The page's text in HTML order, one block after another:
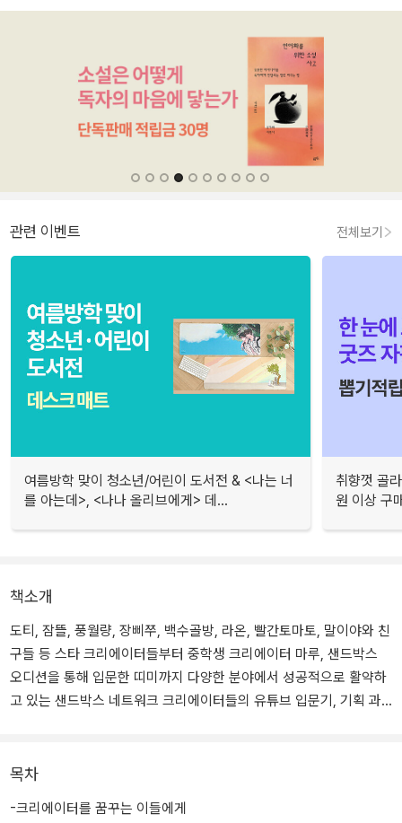
관련 이벤트 전체보기
여름방학 맞이 청소년/어린이 도서전 & <나는 너
를 아는데>, <나나 올리브에게> 데...
취향껏 골
원 이상 구
책소개
도티, 잠뜰, 풍월량, 장삐쭈, 백수골방, 라온, 빨간토마토, 말이야와 친
구들 등 스타 크리에이터들부터 중학생 크리에이터 마루, 샌드박스
오디션을 통해 입문한 띠미까지 다양한 분야에서 성공적으로 활약하
고 있는 샌드박스 네트워크 크리에이터들의 유튜브 입문기, 기획 과
또한 크리에이터를 관리하고 콘텐츠를 함께 기획하는 샌드박스의 파
유튜브의 콘텐츠가 어떻게 탄생하고 발전하고 있는지, 샌드박스 네트
목차
-크리에이터를 꿈꾸는 이들에게